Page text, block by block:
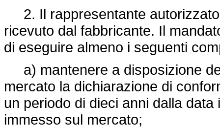
2. Il rappresentante
ricevuto dal fabbricante. Il
di eseguire almeno i seguenti
a) mantenere a disposizione
mercato la dichiarazione di
un periodo di dieci anni dalla
immesso sul mercato;